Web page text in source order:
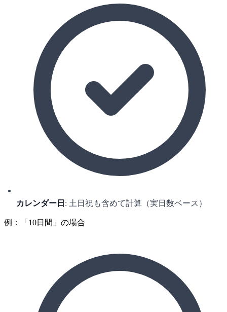
カレンダー日 : 土日祝も含めて計算（実日数ベース）
例：「10日間」の場合